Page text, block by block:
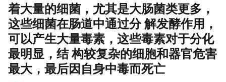
着大量的细菌，尤其是大肠菌类更多，
这些细菌在肠道中通过分 解发酵作用，
可以产生大量毒素，这些毒素对于分化
最明显，结 构较复杂的细胞和器官危害
最大，最后因自身中毒而死亡